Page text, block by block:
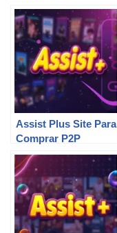
Assist Plus Site Para
Comprar P2P